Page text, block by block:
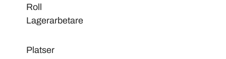
Roll
Lagerarbetare
Platser